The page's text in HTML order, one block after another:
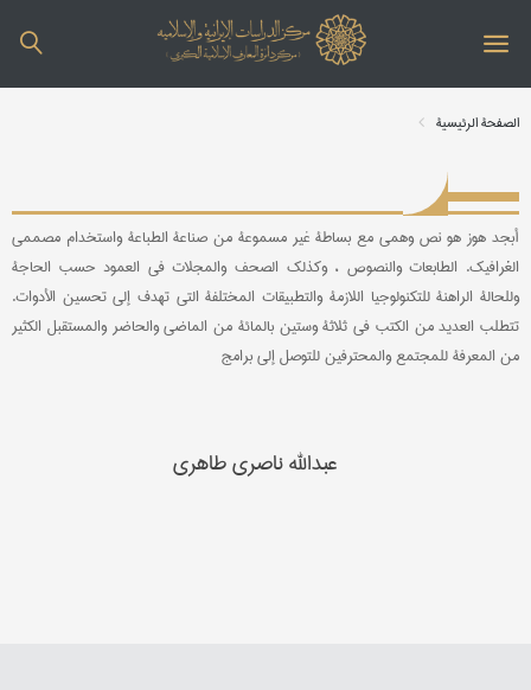
الصفحة الرئیسیة
أبجد هوز هو نص وهمي مع بساطة غير مسموعة من صناعة الطباعة واستخدام مصممي
الغرافيك. الطابعات والنصوص ، وكذلك الصحف والمجلات في العمود حسب الحاجة
وللحالة الراهنة للتكنولوجيا اللازمة والتطبيقات المختلفة التي تهدف إلى تحسين الأدوات.
تتطلب العديد من الكتب في ثلاثة وستين بالمائة من الماضي والحاضر والمستقبل الكثير
من المعرفة للمجتمع والمحترفين للتوصل إلى برامج
عبدالله ناصري طاهري